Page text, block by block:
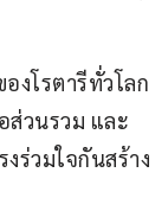
งโรตารีทั่วโลก
วนรวม และ
ร่วมใจกันสร้าง